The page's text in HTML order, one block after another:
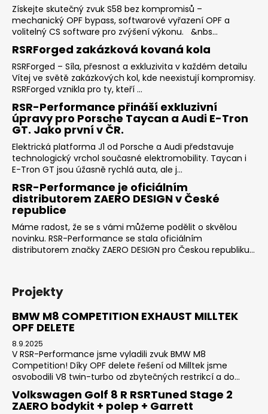
Získejte skutečný zvuk S58 bez kompromisů –
mechanický OPF bypass, softwarové vyřazení OPF a
volitelný CS software pro zvýšení výkonu. &nbs...
RSRForged zakázková kovaná kola
RSRForged – Síla, přesnost a exkluzivita v každém detailu
Vítej ve světě zakázkových kol, kde neexistují kompromisy.
RSRForged vznikla pro ty, kteří ...
RSR-Performance přináší exkluzivní
úpravy pro Porsche Taycan a Audi E-Tron
GT. Jako první v ČR.
Elektrická platforma J1 od Porsche a Audi představuje
technologický vrchol současné elektromobility. Taycan i
E-Tron GT jsou úžasně rychlá auta, ale j...
RSR-Performance je oficiálním
distributorem ZAERO DESIGN v České
republice
Máme radost, že se s vámi můžeme podělit o skvělou
novinku. RSR-Performance se stala oficiálním
distributorem značky ZAERO DESIGN pro Českou republiku...
Projekty
BMW M8 COMPETITION EXHAUST MILLTEK
OPF DELETE
8.9.2025
V RSR-Performance jsme vyladili zvuk BMW M8
Competition! Díky OPF delete řešení od Milltek jsme
osvobodili V8 twin-turbo od zbytečných restrikcí a do...
Volkswagen Golf 8 R RSRTuned Stage 2
ZAERO bodykit + polep + Garrett